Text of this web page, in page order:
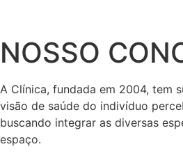
NOSSO
A Clínica, fundada em 2004, tem
visão de saúde do indivíduo
buscando integrar as diversas
espaço.